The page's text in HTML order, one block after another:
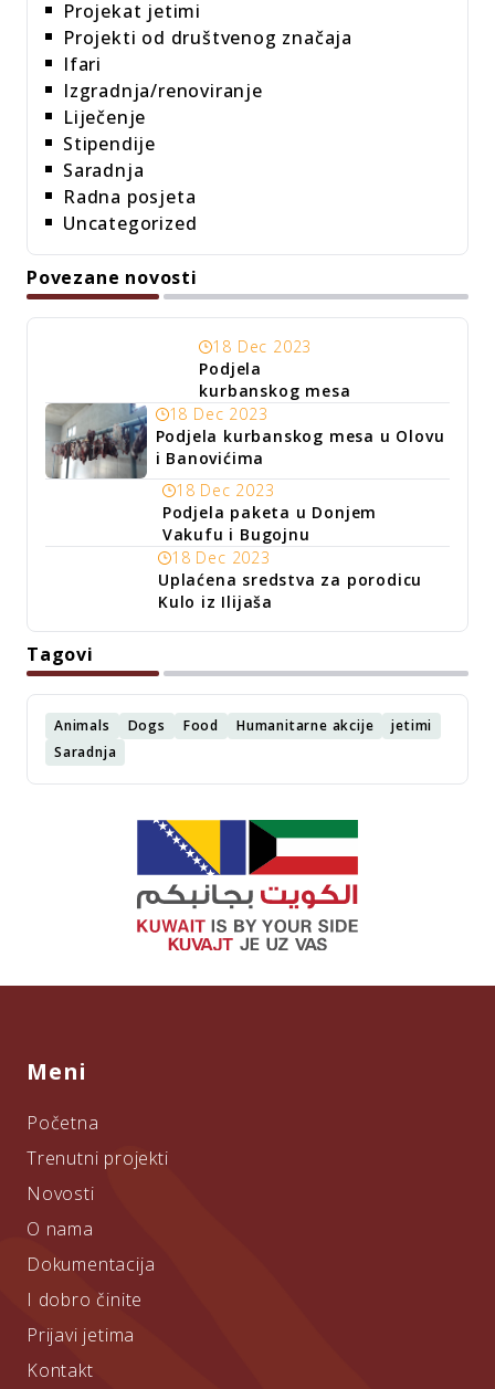
Projekat jetimi
Projekti od društvenog značaja
Ifari
Izgradnja/renoviranje
Liječenje
Stipendije
Saradnja
Radna posjeta
Uncategorized
Povezane novosti
18 Dec 2023
Podjela
kurbanskog mesa
18 Dec 2023
Podjela kurbanskog mesa u Olovu
i Banovićima
18 Dec 2023
Podjela paketa u Donjem
Vakufu i Bugojnu
18 Dec 2023
Uplaćena sredstva za porodicu
Kulo iz Ilijaša
Tagovi
Animals Dogs Food Humanitarne akcije
jetimi
Saradnja
Meni
Početna
Trenutni projekti
Novosti
O nama
Dokumentacija
I dobro činite
Prijavi jetima
Kontakt